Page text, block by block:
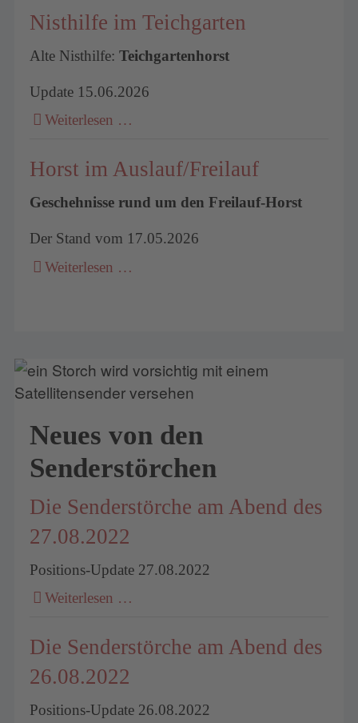
Nisthilfe im Teichgarten
Alte Nisthilfe: Teichgartenhorst
Update 15.06.2026
Weiterlesen …
Horst im Auslauf/Freilauf
Geschehnisse rund um den Freilauf-Horst
Der Stand vom 17.05.2026
Weiterlesen …
Neues von den
Senderstörchen
Die Senderstörche am Abend des
27.08.2022
Positions-Update 27.08.2022
Weiterlesen …
Die Senderstörche am Abend des
26.08.2022
Positions-Update 26.08.2022